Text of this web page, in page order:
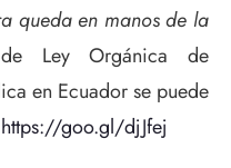
queda en manos de la
Ley Orgánica de
en Ecuador se puede
https://goo.gl/djJfej